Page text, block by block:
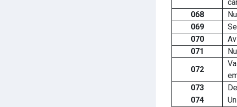
068
069
070
071
072
073
074